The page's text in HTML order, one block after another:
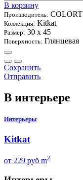
В корзину
Производитель:
Коллекция: Kitkat
Размер: 30 х 45
Поверхность: Глянцевая
Сохранить
Отправить
В интерьере
Интерьеры
Kitkat
от 229 руб m2